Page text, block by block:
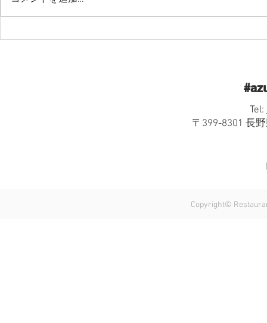
業についてお知らせします。 年
内の営業は29日月曜日まで 12月
2月冬季休
Tel:
〒399-8301 長
Copyright©